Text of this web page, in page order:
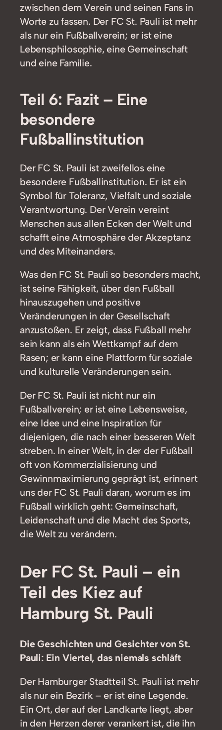
zwischen dem Verein und seinen Fans in
Worte zu fassen. Der FC St. Pauli ist mehr
als nur ein Fußballverein; er ist eine
Lebensphilosophie, eine Gemeinschaft
und eine Familie.
Teil 6: Fazit – Eine
besondere
Fußballinstitution
Der FC St. Pauli ist zweifellos eine
besondere Fußballinstitution. Er ist ein
Symbol für Toleranz, Vielfalt und soziale
Verantwortung. Der Verein vereint
Menschen aus allen Ecken der Welt und
schafft eine Atmosphäre der Akzeptanz
und des Miteinanders.
Was den FC St. Pauli so besonders macht,
ist seine Fähigkeit, über den Fußball
hinauszugehen und positive
Veränderungen in der Gesellschaft
anzustoßen. Er zeigt, dass Fußball mehr
sein kann als ein Wettkampf auf dem
Rasen; er kann eine Plattform für soziale
und kulturelle Veränderungen sein.
Der FC St. Pauli ist nicht nur ein
Fußballverein; er ist eine Lebensweise,
eine Idee und eine Inspiration für
diejenigen, die nach einer besseren Welt
streben. In einer Welt, in der der Fußball
oft von Kommerzialisierung und
Gewinnmaximierung geprägt ist, erinnert
uns der FC St. Pauli daran, worum es im
Fußball wirklich geht: Gemeinschaft,
Leidenschaft und die Macht des Sports,
die Welt zu verändern.
Der FC St. Pauli – ein
Teil des Kiez auf
Hamburg St. Pauli
Die Geschichten und Gesichter von St.
Pauli: Ein Viertel, das niemals schläft
Der Hamburger Stadtteil St. Pauli ist mehr
als nur ein Bezirk – er ist eine Legende.
Ein Ort, der auf der Landkarte liegt, aber
in den Herzen derer verankert ist, die ihn